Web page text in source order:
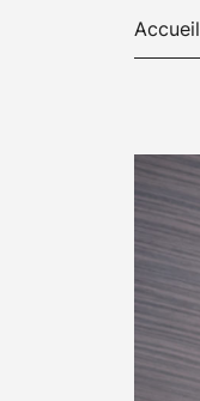
Accueil